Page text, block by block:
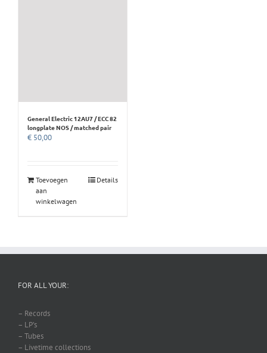
General Electric 12AU7 / ECC 82
longplate NOS / matched pair
€ 50,00
Toevoegen
aan
winkelwagen
Details
FOR ALL YOUR:
– Records
– LP’s
– Tubes
– Livetime collections